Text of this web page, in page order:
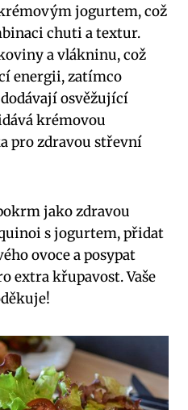
jogurtem, což
chuti a textur.
a vlákninu, což
energii, zatímco
osvěžující
krémovou
pro zdravou střevní
jako zdravou
s jogurtem, přidat
ovoce a posypat
extra křupavost. Vaše